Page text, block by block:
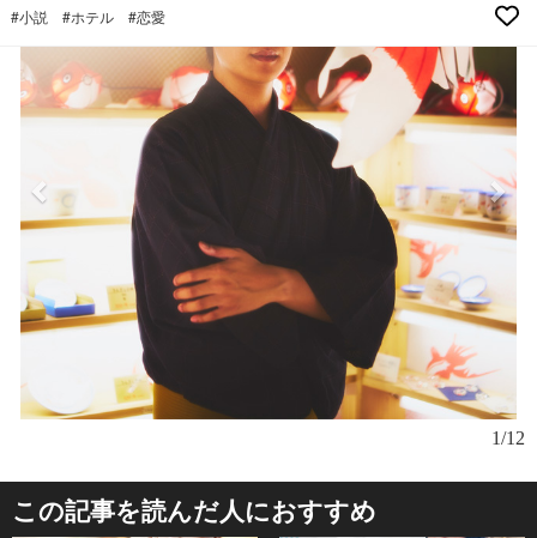
#小説 #ホテル #恋愛
1/12
この記事を読んだ人におすすめ